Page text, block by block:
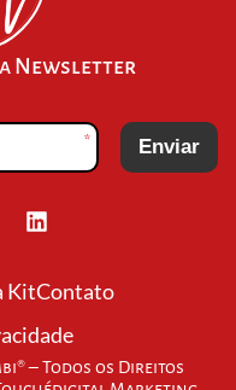
Newsletter
* Enviar
KitContato
– Todos os Direitos